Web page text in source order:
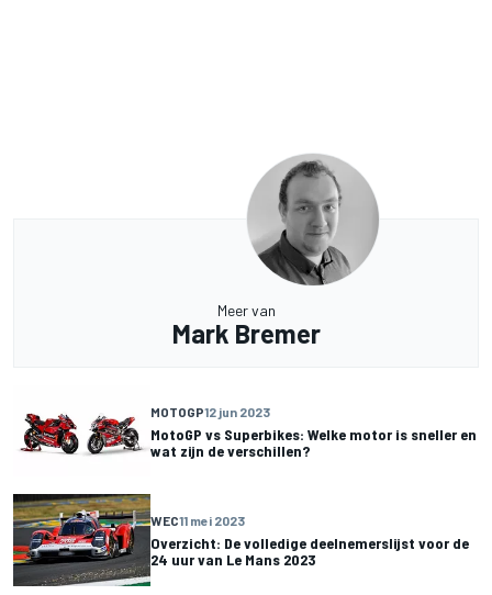
Meer van
Mark Bremer
MOTOGP12 jun 2023
MotoGP vs Superbikes: Welke motor is sneller en
wat zijn de verschillen?
WEC11 mei 2023
Overzicht: De volledige deelnemerslijst voor de
24 uur van Le Mans 2023